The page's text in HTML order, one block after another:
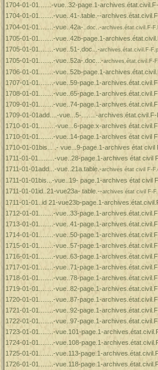
1704-01-01.......-vue..32-page.1-
1704-01-01........-vue..41-.table.--
1704-01-01........-vue..42a-.. doc ..-archives.état.civil.F-
1705-01-01........-vue..42b-page.1-
1705-01-01........-vue..51-.doc...-archives.état.civil.F-
1705-01-01........-vue..52a-.doc...-archives.état.civil.F-
1706-01-01........-vue..52b-page.1-
1707-01-01........-vue..59-page.1-
1708-01-01........-vue..65-page.1-
1709-01-01........-vue..74-page.1-
1709-01-01add....-vue...5-........-archives.état.civil.F-
1710-01-01.........-vue...6-page.x-archives
1710-01-01........-vue..14-page.1-archives état civil
1710-01-01bis... .- vue...9-page.1-archives état civil
1711-01-01.........-vue..28-page.1-archives état civil
1711-01-01add...-vue..21a.table.-archives état civil F-
1711-01-01bis...-vue..19- page.1-archives état civil
1711-01-01id..21-vue23a- table.--archives état civil F-
1711-01-01..id 21-vue23b-page.1-
1712-01-01........-vue..33-page.1-
1713-01-01........-vue..41-page.1-
1714-01-01........-vue..50-page.1-
1715-01-01........-vue..57-page.1-
1716-01-01........-vue..63-page.1-
1717-01-01........-vue..71-page.1-
1718-01-01........-vue..78-page.1-
1719-01-01........-vue..82-page.1-
1720-01-01........-vue..87-page.1-
1721-01-01........-vue..92-page.1-
1722-01-01........-vue..97-page.1-
1723-01-01........-vue.101-page.1-
1724-01-01........-vue.108-page.1-
1725-01-01........-vue.113-page.1-
1726-01-01........-vue.118-page.1-